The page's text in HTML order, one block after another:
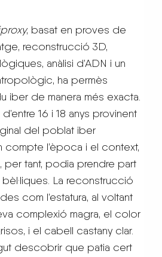
, basat en proves de
reconstrucció 3D,
anàlisi d’ADN i un
ha permès
iber de manera més exacta.
16 i 18 anys provinent
del poblat iber
compte l’època i el context,
per tant, podia prendre part
La reconstrucció
com l’estatura, al voltant
complexió magra, el color
i el cabell castany clar.
descobrir que patia cert